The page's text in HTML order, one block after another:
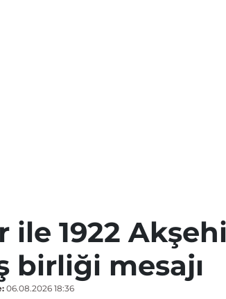
ile 1922
birliği mesajı
06.08.2026 18:36